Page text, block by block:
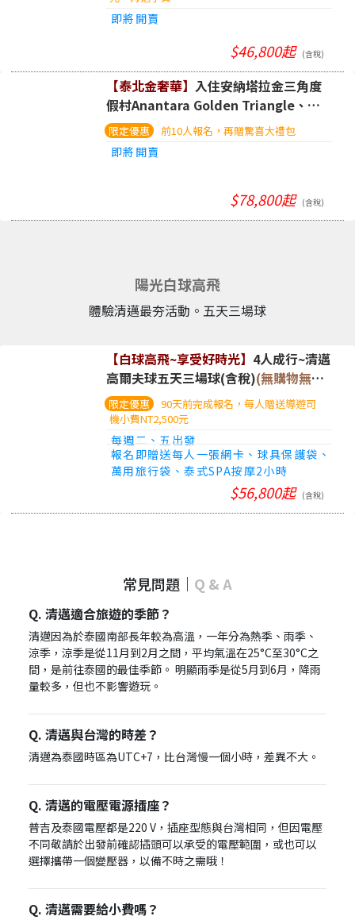
即將開賣
$46,800起 (含稅)
【泰北金奢華】 入住安納塔拉金三角度
假村Anantara Golden Triangle、與
象漫步大自然、頂級按摩60分鐘、清邁
市區自由遊。五日
即將開賣
前10人報名，再贈驚喜大禮包
$78,800起 (含稅)
陽光白球高飛
體驗清邁最夯活動。五天三場球
【白球高飛~享受好時光】 4人成行~清邁
高爾夫球五天三場球(含稅)(無購物無自
費)
每週二、五出發
90天前完成報名，每人贈送導遊司
機小費NT2,500元
報名即贈送每人一張網卡、球具保護袋、
萬用旅行袋、泰式SPA按摩2小時
$56,800起 (含稅)
常見問題 ｜ Q & A
Q. 清邁適合旅遊的季節？
清邁因為於泰國南部長年較為高溫，一年分為熱季、雨季、
涼季，涼季是從11月到2月之間，平均氣溫在25°C至30°C之
間，是前往泰國的最佳季節。 明顯雨季是從5月到6月，降雨
量較多，但也不影響遊玩。
Q. 清邁與台灣的時差？
清邁為泰國時區為UTC+7，比台灣慢一個小時，差異不大。
Q. 清邁的電壓電源插座？
普吉及泰國電壓都是220 V，插座型態與台灣相同，但因電壓
不同敬請於出發前確認插頭可以承受的電壓範圍，或也可以
選擇攜帶一個變壓器，以備不時之需哦！
Q. 清邁需要給小費嗎？